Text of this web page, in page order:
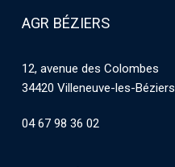
AGR BÉZIERS
12, avenue des Colombes
34420 Villeneuve-les-Béziers
04 67 98 36 02